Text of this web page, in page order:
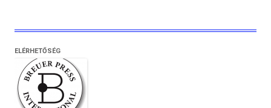
ELÉRHETŐSÉG